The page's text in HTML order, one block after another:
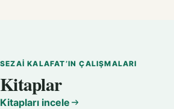
SEZAI KALAFAT’IN ÇALIŞMALARI
Kitaplar
Kitapları incele